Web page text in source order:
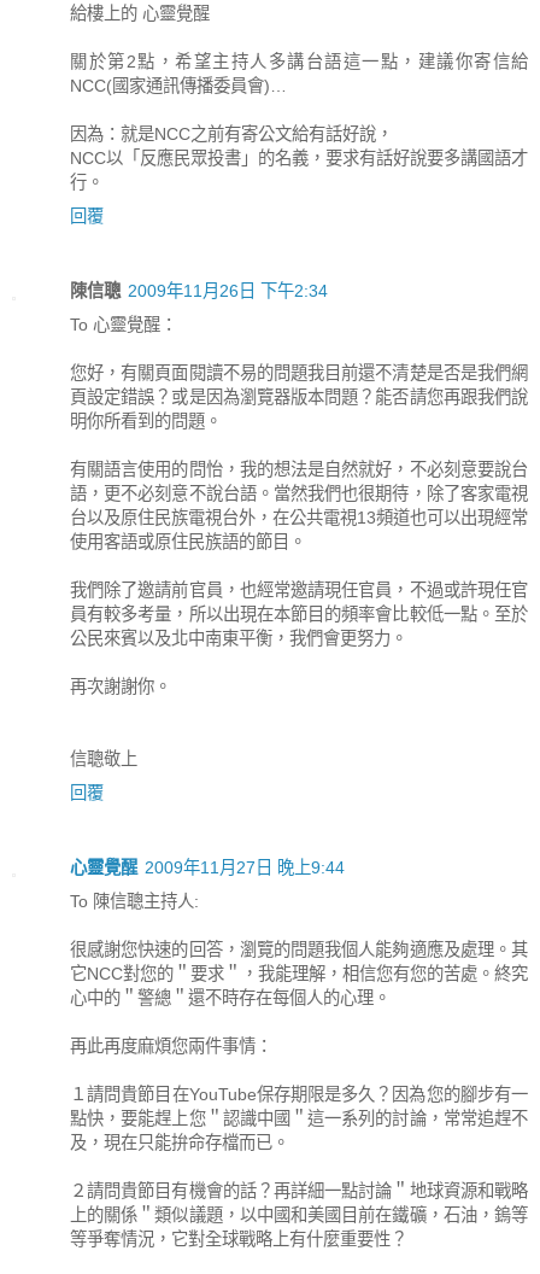
給樓上的 心靈覺醒
關於第2點，希望主持人多講台語這一點，建議你寄信給
NCC(國家通訊傳播委員會)…
因為：就是NCC之前有寄公文給有話好說，
NCC以「反應民眾投書」的名義，要求有話好說要多講國語才
行。
回覆
陳信聰 2009年11月26日 下午2:34
To 心靈覺醒：
您好，有關頁面閱讀不易的問題我目前還不清楚是否是我們網
頁設定錯誤？或是因為瀏覽器版本問題？能否請您再跟我們說
明你所看到的問題。
有關語言使用的問怡，我的想法是自然就好，不必刻意要說台
語，更不必刻意不說台語。當然我們也很期待，除了客家電視
台以及原住民族電視台外，在公共電視13頻道也可以出現經常
使用客語或原住民族語的節目。
我們除了邀請前官員，也經常邀請現任官員，不過或許現任官
員有較多考量，所以出現在本節目的頻率會比較低一點。至於
公民來賓以及北中南東平衡，我們會更努力。
再次謝謝你。
信聰敬上
回覆
心靈覺醒 2009年11月27日 晚上9:44
To 陳信聰主持人:
很感謝您快速的回答，瀏覽的問題我個人能夠適應及處理。其
它NCC對您的＂要求＂，我能理解，相信您有您的苦處。終究
心中的＂警總＂還不時存在每個人的心理。
再此再度麻煩您兩件事情：
１請問貴節目在YouTube保存期限是多久？因為您的腳步有一
點快，要能趕上您＂認識中國＂這一系列的討論，常常追趕不
及，現在只能拚命存檔而已。
２請問貴節目有機會的話？再詳細一點討論＂地球資源和戰略
上的關係＂類似議題，以中國和美國目前在鐵礦，石油，鎢等
等爭奪情況，它對全球戰略上有什麼重要性？